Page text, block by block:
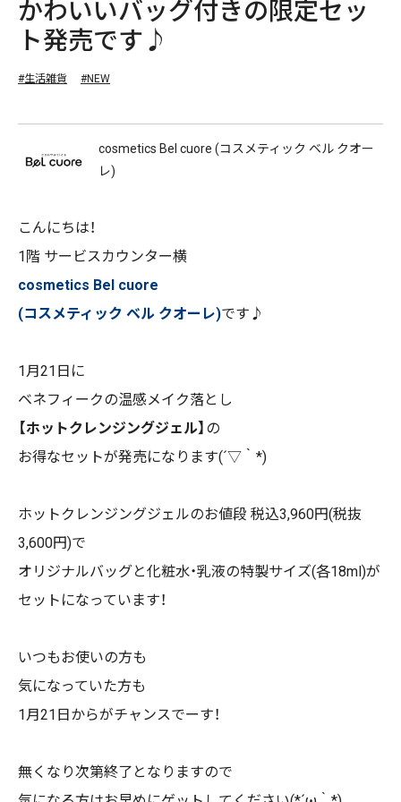
かわいいバッグ付きの限定セッ
ト発売です♪
#生活雑貨 #NEW
cosmetics Bel cuore (コスメティック ベル クオー
レ)
こんにちは！
1階 サービスカウンター横
cosmetics Bel cuore
(コスメティック ベル クオーレ)です♪
1月21 日に
ベネフィークの温感メイク落とし
【ホットクレンジングジェル】 の
お得なセットが発売になります(´▽｀*)
ホットクレンジングジェルのお値段 税込3,960円(税抜
3,600円)で
オリジナルバッグと化粧水・乳液の特製サイズ(各18ml)が
セットになっています！
いつもお使いの方も
気になっていた方も
1月21 日からがチャンスでーす！
無くなり次第終了となりますので